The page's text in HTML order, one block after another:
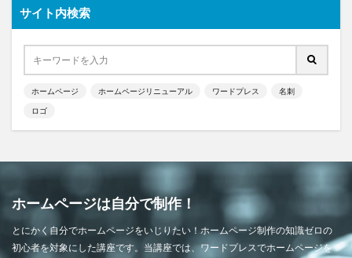
サイト内検索
ホームページ ホームページリニューアル ワードプレス 名刺
ロゴ
ホームページは自分で制作！
とにかく自分でホームページをいじりたい！ホームページ制作の知識ゼロの
初心者を対象にした講座です。当講座では、ワードプレスでホームページを